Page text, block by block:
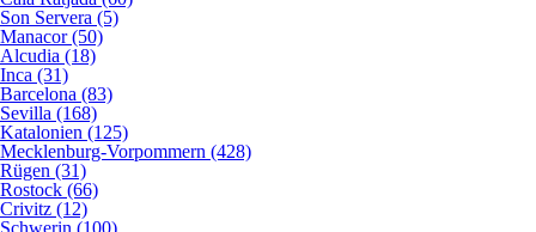
Son Servera (5)
Manacor (50)
Alcudia (18)
Inca (31)
Barcelona (83)
Sevilla (168)
Katalonien (125)
Mecklenburg-Vorpommern (428)
Rügen (31)
Rostock (66)
Crivitz (12)
Schwerin (100)